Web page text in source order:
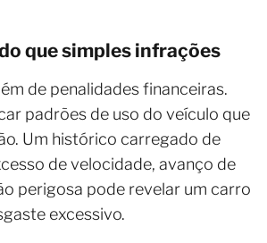
que simples infrações
de penalidades financeiras.
padrões de uso do veículo que
Um histórico carregado de
de velocidade, avanço de
perigosa pode revelar um carro
excessivo.